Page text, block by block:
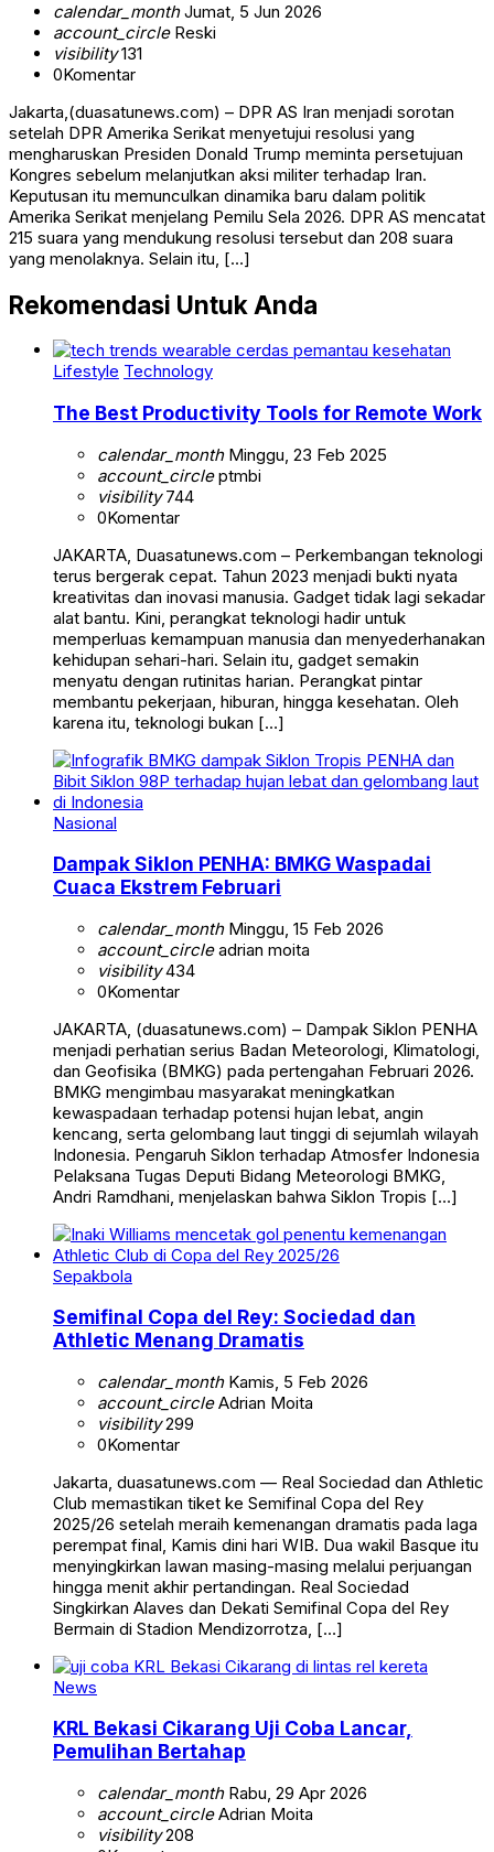
calendar_monthJumat, 5 Jun 2026
account_circleReski
visibility131
0Komentar
Jakarta,(duasatunews.com) – DPR AS Iran menjadi sorotan
setelah DPR Amerika Serikat menyetujui resolusi yang
mengharuskan Presiden Donald Trump meminta persetujuan
Kongres sebelum melanjutkan aksi militer terhadap Iran.
Keputusan itu memunculkan dinamika baru dalam politik
Amerika Serikat menjelang Pemilu Sela 2026. DPR AS mencatat
215 suara yang mendukung resolusi tersebut dan 208 suara
yang menolaknya. Selain itu, […]
Rekomendasi Untuk Anda
Lifestyle Technology
The Best Productivity Tools for Remote Work
calendar_monthMinggu, 23 Feb 2025
account_circleptmbi
visibility744
0Komentar
JAKARTA, Duasatunews.com – Perkembangan teknologi
terus bergerak cepat. Tahun 2023 menjadi bukti nyata
kreativitas dan inovasi manusia. Gadget tidak lagi sekadar
alat bantu. Kini, perangkat teknologi hadir untuk
memperluas kemampuan manusia dan menyederhanakan
kehidupan sehari-hari. Selain itu, gadget semakin
menyatu dengan rutinitas harian. Perangkat pintar
membantu pekerjaan, hiburan, hingga kesehatan. Oleh
karena itu, teknologi bukan […]
Nasional
Dampak Siklon PENHA: BMKG Waspadai
Cuaca Ekstrem Februari
calendar_monthMinggu, 15 Feb 2026
account_circleadrian moita
visibility434
0Komentar
JAKARTA, (duasatunews.com) – Dampak Siklon PENHA
menjadi perhatian serius Badan Meteorologi, Klimatologi,
dan Geofisika (BMKG) pada pertengahan Februari 2026.
BMKG mengimbau masyarakat meningkatkan
kewaspadaan terhadap potensi hujan lebat, angin
kencang, serta gelombang laut tinggi di sejumlah wilayah
Indonesia. Pengaruh Siklon terhadap Atmosfer Indonesia
Pelaksana Tugas Deputi Bidang Meteorologi BMKG,
Andri Ramdhani, menjelaskan bahwa Siklon Tropis […]
Sepakbola
Semifinal Copa del Rey: Sociedad dan
Athletic Menang Dramatis
calendar_monthKamis, 5 Feb 2026
account_circleAdrian Moita
visibility299
0Komentar
Jakarta, duasatunews.com — Real Sociedad dan Athletic
Club memastikan tiket ke Semifinal Copa del Rey
2025/26 setelah meraih kemenangan dramatis pada laga
perempat final, Kamis dini hari WIB. Dua wakil Basque itu
menyingkirkan lawan masing-masing melalui perjuangan
hingga menit akhir pertandingan. Real Sociedad
Singkirkan Alaves dan Dekati Semifinal Copa del Rey
Bermain di Stadion Mendizorrotza, […]
News
KRL Bekasi Cikarang Uji Coba Lancar,
Pemulihan Bertahap
calendar_monthRabu, 29 Apr 2026
account_circleAdrian Moita
visibility208